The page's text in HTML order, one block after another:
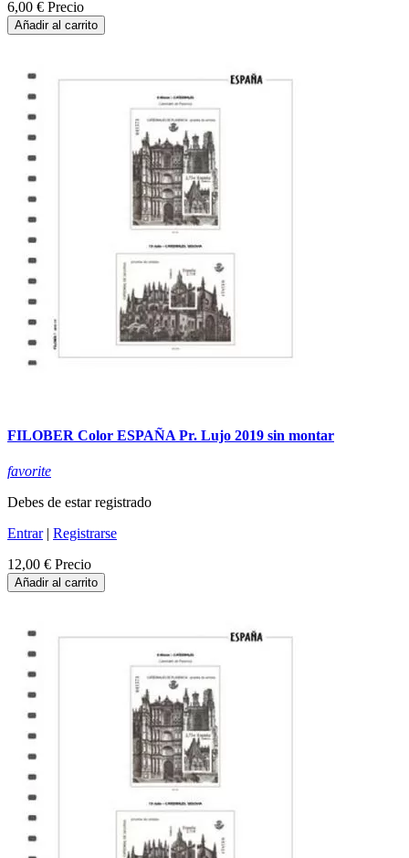
6,00 € Precio
Añadir al carrito
FILOBER Color ESPAÑA Pr. Lujo 2019 sin montar
favorite
Debes de estar registrado
Entrar| Registrarse
12,00 € Precio
Añadir al carrito